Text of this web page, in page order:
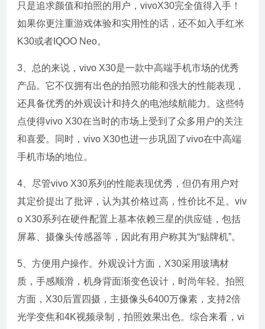
只是追求颜值和拍照的用户，vivoX30完全值得入手！
如果你更注重游戏体验和实用性的话，还不如入手红米
K30或者IQOO Neo。
3、总的来说，vivo X30是一款中高端手机市场的优秀
产品。它不仅拥有出色的拍照功能和强大的性能表现，
还具备优秀的外观设计和持久的电池续航能力。这些特
点使得vivo X30在当时的市场上受到了众多用户的关注
和喜爱。同时，vivo X30也进一步巩固了vivo在中高端
手机市场的地位。
4、尽管vivo X30系列的性能表现优秀，但仍有用户对
其定价提出了批评，认为其价格过高，性价比不足。viv
o X30系列在硬件配置上基本依赖三星的供应链，包括
屏幕、摄像头传感器等，因此有用户称其为“贴牌机”。
5、方便用户操作。外观设计方面，X30采用玻璃材
质，手感顺滑，机身背面渐变色设计，时尚年轻。拍照
方面，X30后置四摄，主摄像头6400万像素，支持2倍
光学变焦和4K视频录制，拍照效果出色。综合来看，vi